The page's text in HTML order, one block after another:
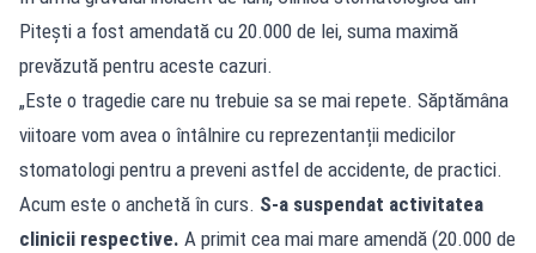
Pitești a fost amendată cu 20.000 de lei, suma maximă
prevăzută pentru aceste cazuri.
„Este o tragedie care nu trebuie sa se mai repete. Săptămâna
viitoare vom avea o întâlnire cu reprezentanții medicilor
stomatologi pentru a preveni astfel de accidente, de practici.
Acum este o anchetă în curs. S-a suspendat activitatea
clinicii respective. A primit cea mai mare amendă (20.000 de